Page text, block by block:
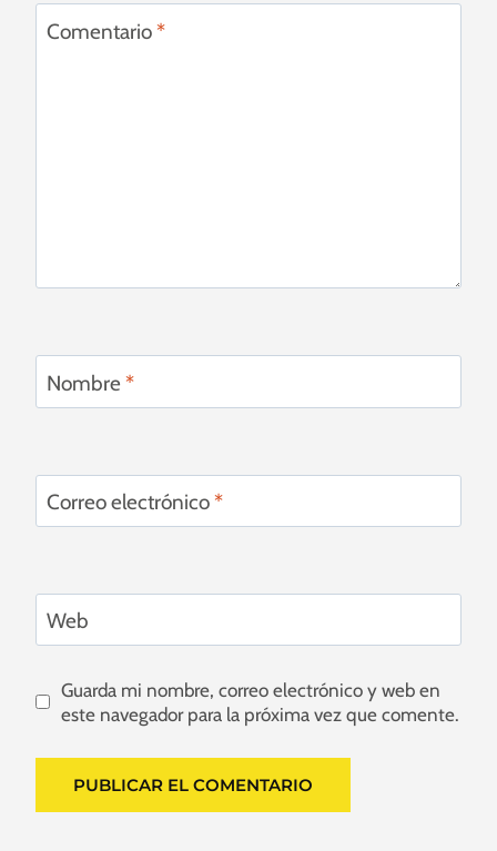
Comentario*
Nombre*
Correo electrónico*
Web
Guarda mi nombre, correo electrónico y web en
este navegador para la próxima vez que comente.